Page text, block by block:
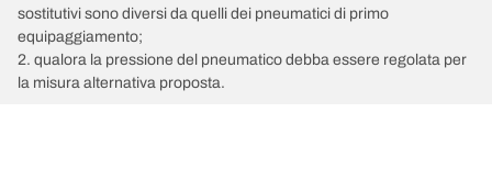
sostitutivi sono diversi da quelli dei pneumatici di primo
equipaggiamento;
2. qualora la pressione del pneumatico debba essere regolata per
la misura alternativa proposta.